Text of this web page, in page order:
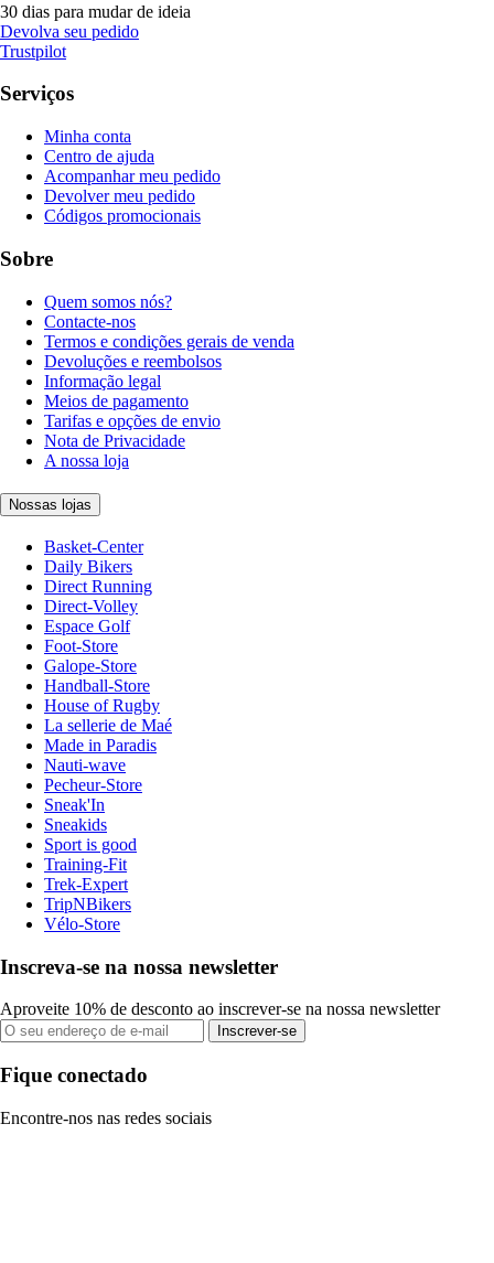
30 dias para mudar de ideia
Devolva seu pedido
Trustpilot
Serviços
Minha conta
Centro de ajuda
Acompanhar meu pedido
Devolver meu pedido
Códigos promocionais
Sobre
Quem somos nós?
Contacte-nos
Termos e condições gerais de venda
Devoluções e reembolsos
Informação legal
Meios de pagamento
Tarifas e opções de envio
Nota de Privacidade
A nossa loja
Nossas lojas
Basket-Center
Daily Bikers
Direct Running
Direct-Volley
Espace Golf
Foot-Store
Galope-Store
Handball-Store
House of Rugby
La sellerie de Maé
Made in Paradis
Nauti-wave
Pecheur-Store
Sneak'In
Sneakids
Sport is good
Training-Fit
Trek-Expert
TripNBikers
Vélo-Store
Inscreva-se na nossa newsletter
Aproveite 10% de desconto ao inscrever-se na nossa newsletter
Inscrever-se
Fique conectado
Encontre-nos nas redes sociais